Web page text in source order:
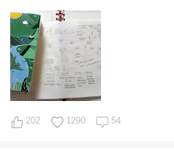
202 1290 54